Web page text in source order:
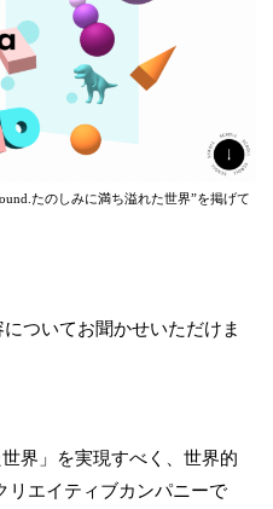
たのしみに満ち溢れた世界”を掲げて
ついてお聞かせいただけま
界」を実現すべく、世界的
リエイティブカンパニーで